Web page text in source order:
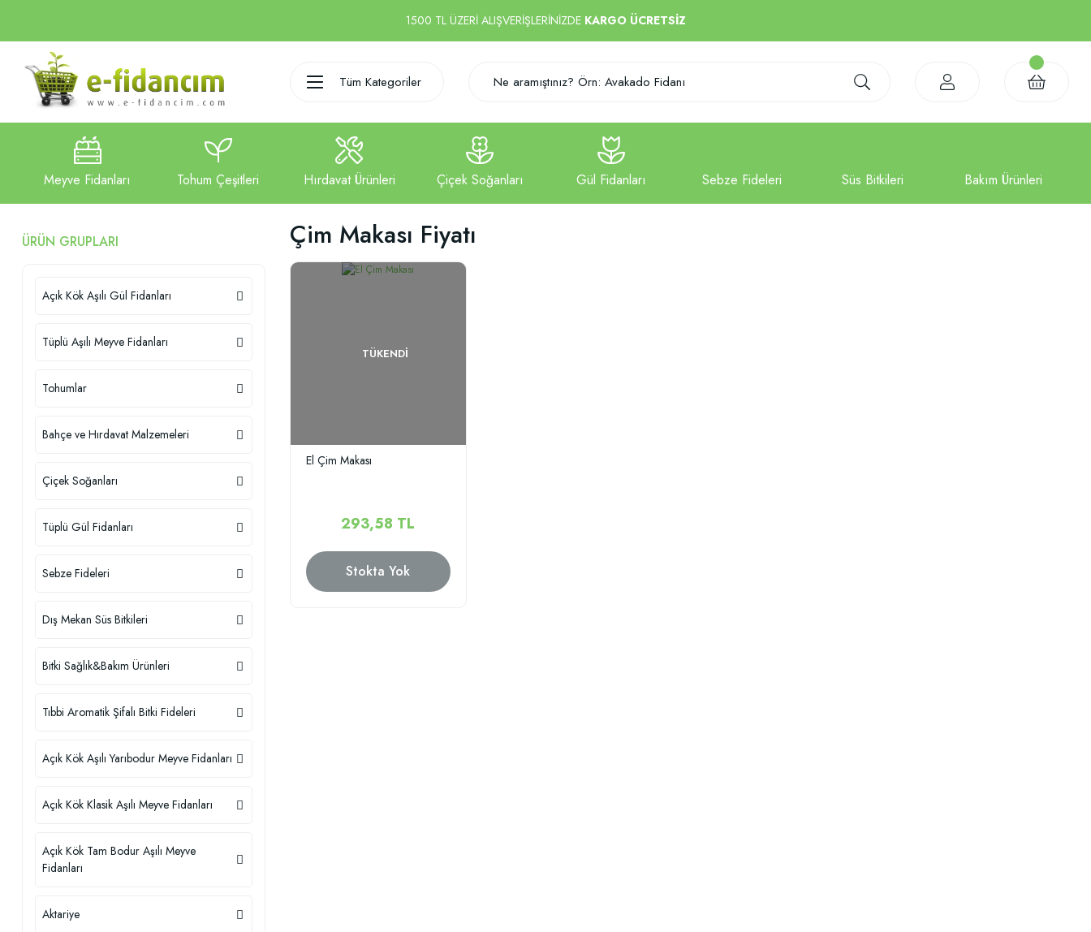
1500 TL ÜZERİ ALIŞVERİŞLERİNİZDE KARGO ÜCRETSİZ
Tüm Kategoriler
ÜRÜN GRUPLARI
Açık Kök Aşılı Gül Fidanları
Tüplü Aşılı Meyve Fidanları
Tohumlar
Bahçe ve Hırdavat Malzemeleri
Çiçek Soğanları
Tüplü Gül Fidanları
Sebze Fideleri
Dış Mekan Süs Bitkileri
Bitki Sağlık&Bakım Ürünleri
Tıbbi Aromatik Şifalı Bitki Fideleri
Açık Kök Aşılı Yarıbodur Meyve Fidanları
Açık Kök Klasik Aşılı Meyve Fidanları
Açık Kök Tam Bodur Aşılı Meyve
Fidanları
Aktariye
Çim Makası Fiyatı
TÜKENDI
El Çim Makası
293,58 TL
Stokta Yok